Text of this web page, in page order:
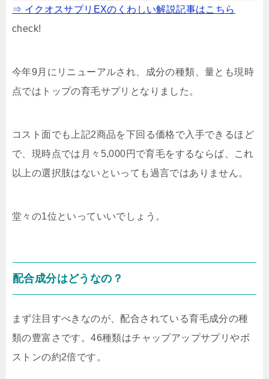
⇒ イクオスサプリEXのくわしい解説記事はこちら
check!
今年9月にリニューアルされ、
成分の種類、量とも現時
点ではトップの育毛サプリとなりました。
コスト面でも上記2商品を下回る価格で入手できるほど
で、現時点では月々5,000円で育毛をするならば、これ
以上の選択肢はないといっても過言ではありません。
堂々の1位といっていいでしょう。
配合成分はどうなの？
まず注目すべきなのが、配合されている育毛成分の種
類の豊富さです。46種類はチャップアップサプリやボ
ストンの約2倍です。